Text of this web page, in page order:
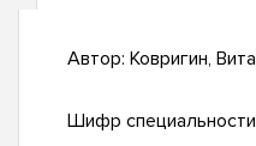
Автор: Ковригин,
Шифр